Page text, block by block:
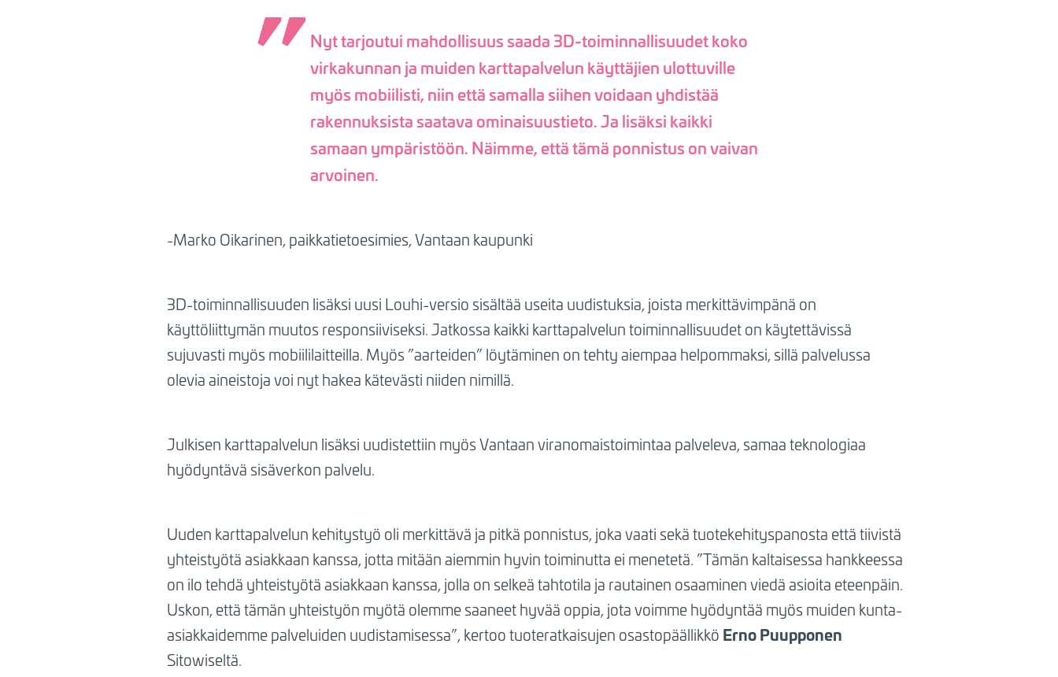
Nyt tarjoutui mahdollisuus saada 3D-toiminnallisuudet koko
virkakunnan ja muiden karttapalvelun käyttäjien ulottuville
myös mobiilisti, niin että samalla siihen voidaan yhdistää
rakennuksista saatava ominaisuustieto. Ja lisäksi kaikki
samaan ympäristöön. Näimme, että tämä ponnistus on vaivan
arvoinen.
-Marko Oikarinen, paikkatietoesimies, Vantaan kaupunki
3D-toiminnallisuuden lisäksi uusi Louhi-versio sisältää useita uudistuksia, joista merkittävimpänä on
käyttöliittymän muutos responsiiviseksi. Jatkossa kaikki karttapalvelun toiminnallisuudet on käytettävissä
sujuvasti myös mobiililaitteilla. Myös ”aarteiden” löytäminen on tehty aiempaa helpommaksi, sillä palvelussa
olevia aineistoja voi nyt hakea kätevästi niiden nimillä.
Julkisen karttapalvelun lisäksi uudistettiin myös Vantaan viranomaistoimintaa palveleva, samaa teknologiaa
hyödyntävä sisäverkon palvelu.
Uuden karttapalvelun kehitystyö oli merkittävä ja pitkä ponnistus, joka vaati sekä tuotekehityspanosta että tiivistä
yhteistyötä asiakkaan kanssa, jotta mitään aiemmin hyvin toiminutta ei menetetä. ”Tämän kaltaisessa hankkeessa
on ilo tehdä yhteistyötä asiakkaan kanssa, jolla on selkeä tahtotila ja rautainen osaaminen viedä asioita eteenpäin.
Uskon, että tämän yhteistyön myötä olemme saaneet hyvää oppia, jota voimme hyödyntää myös muiden kunta-
asiakkaidemme palveluiden uudistamisessa”, kertoo tuoteratkaisujen osastopäällikkö Erno Puupponen
Sitowiseltä.